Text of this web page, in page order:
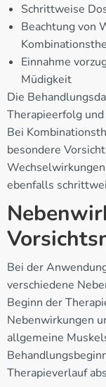
Schrittweise
Beachtung von
Einnahme
Müdigkeit
Die
Therapieerfolg
Bei
besondere
ebenfalls
Bei der
verschiedene
Beginn der
Nebenwirkungen
allgemeine
Therapieverlauf